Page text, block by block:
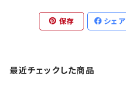
保存 シェア
最近チェックした商品